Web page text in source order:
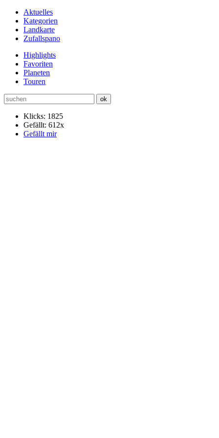
Aktuelles
Kategorien
Landkarte
Zufallspano
Highlights
Favoriten
Planeten
Touren
Klicks: 1825
Gefällt: 612x
Gefällt mir